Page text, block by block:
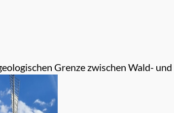
Grenze zwischen Wald- und